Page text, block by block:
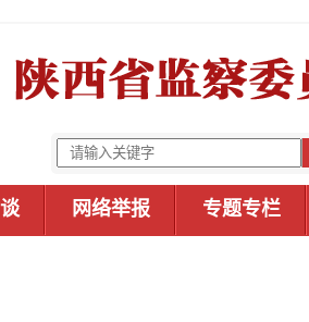
网络举报 专题专栏